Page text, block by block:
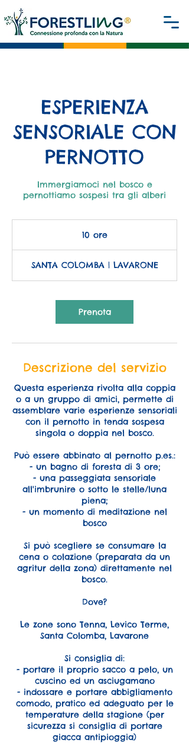
ESPERIENZA
SENSORIALE CON
PERNOTTO
Immergiamoci nel bosco e
pernottiamo sospesi tra gli alberi
10 ore1
r
e
SANTA COLOMBA | LAVARONE
Prenota
Descrizione del servizio
Questa esperienza rivolta alla coppia
o a un gruppo di amici, permette di
assemblare varie esperienze sensoriali
con il pernotto in tenda sospesa
singola o doppia nel bosco.
Può essere abbinato al pernotto p.es.:
- un bagno di foresta di 3 ore;
- una passeggiata sensoriale
all'imbrunire o sotto le stelle/luna
piena;
- un momento di meditazione nel
bosco
Si può scegliere se consumare la
cena o colazione (preparata da un
agritur della zona) direttamente nel
bosco.
Dove?
Le zone sono Tenna, Levico Terme,
Santa Colomba, Lavarone
Si consiglia di:
- portare il proprio sacco a pelo, un
cuscino ed un asciugamano
- indossare e portare abbigliamento
comodo, pratico ed adeguato per le
temperature della stagione (per
sicurezza si consiglia di portare
giacca antipioggia)